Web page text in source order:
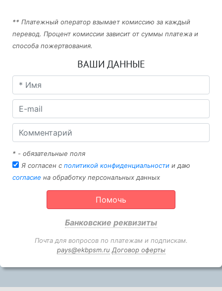
** Платежный оператор взымает комиссию за каждый
перевод. Процент комиссии зависит от суммы платежа и
способа пожертвования.
ВАШИ ДАННЫЕ
* - обязательные поля
Я согласен с политикой конфиденциальности и даю
согласие на обработку персональных данных
Помочь
Банковские реквизиты
Почта для вопросов по платежам и подпискам.
pays@ekbpsm.ru Договор оферты